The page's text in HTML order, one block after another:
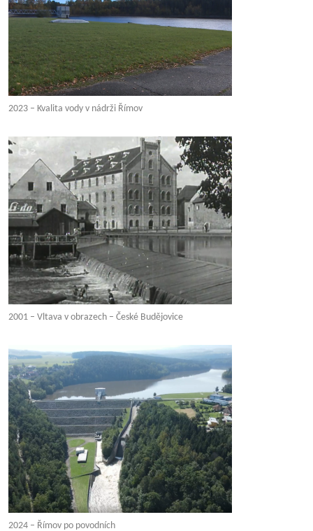
2023 – Kvalita vody v nádrži Římov
2001 – Vltava v obrazech – České Budějovice
2024 – Římov po povodních